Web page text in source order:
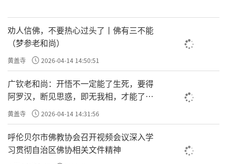
劝人信佛，不要热心过头了丨佛有三不能
（梦参老和尚）
黄盖寺 2026-04-14 14:50:51
广钦老和尚：开悟不一定能了生死，要得
阿罗汉，断见思惑，即无我相，才能了生
死
黄盖寺 2026-04-14 14:31:56
呼伦贝尔市佛教协会召开视频会议深入学
习贯彻自治区佛协相关文件精神